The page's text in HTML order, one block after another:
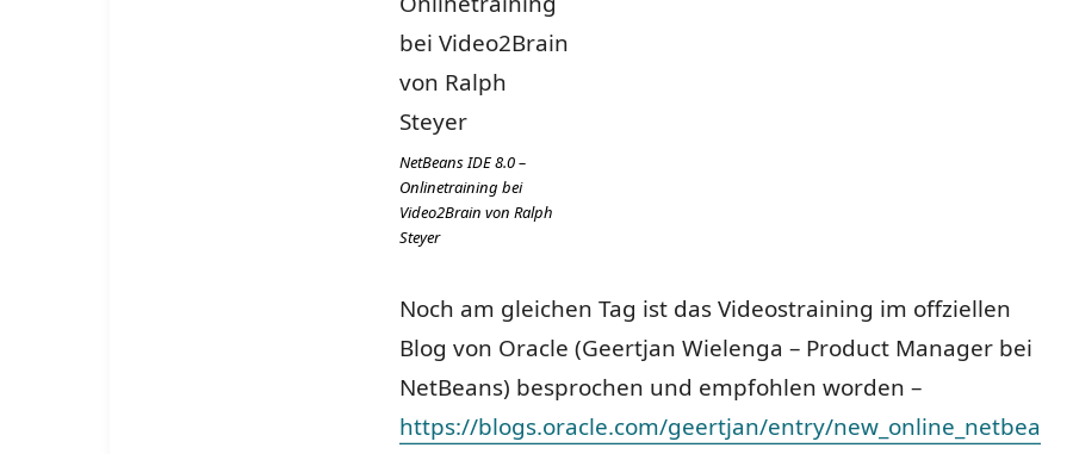
NetBeans IDE 8.0 –
Onlinetraining bei
Video2Brain von Ralph
Steyer
Noch am gleichen Tag ist das Videostraining im offziellen
Blog von Oracle (Geertjan Wielenga – Product Manager bei
NetBeans) besprochen und empfohlen worden –
https://blogs.oracle.com/geertjan/entry/new_online_netbea